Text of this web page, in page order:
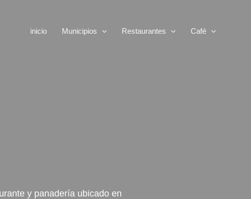
inicio Municipios Restaurantes Café
y panadería ubicado en